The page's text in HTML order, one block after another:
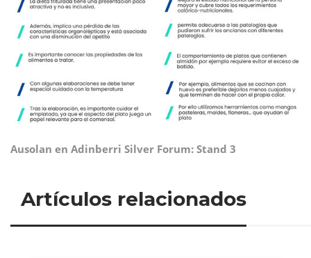
Ausolan en Adinberri Silver Forum: Stand 3
Artículos relacionados